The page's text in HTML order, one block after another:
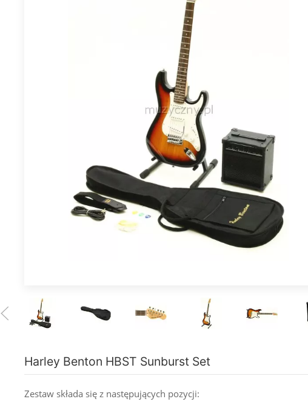
Harley Benton HBST Sunburst Set
Zestaw składa się z następujących pozycji: